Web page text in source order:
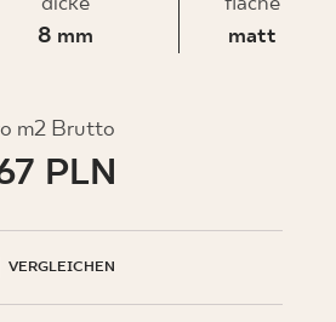
8 mm
matt
m2 Brutto
PLN
VERGLEICHEN